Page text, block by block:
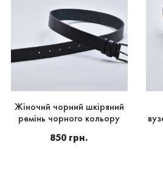
Жіночий чорний шкіряний
ремінь чорного кольору
850 грн.